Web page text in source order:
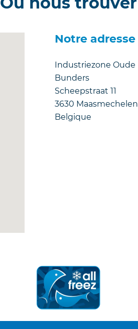
Notre adresse
Industriezone Oude
Bunders
Scheepstraat 11
3630 Maasmechelen
Belgique